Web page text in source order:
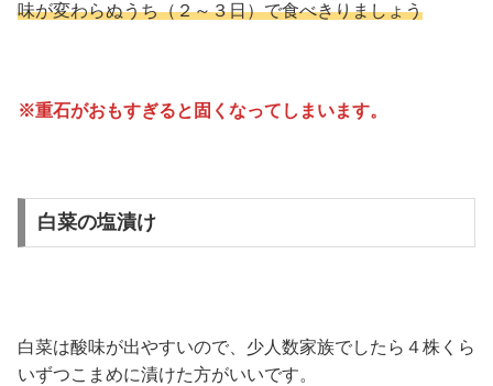
味が変わらぬうち（２～３日）で食べきりましょう
※重石がおもすぎると固くなってしまいます。
白菜の塩漬け
白菜は酸味が出やすいので、少人数家族でしたら４株くら
いずつこまめに漬けた方がいいです。